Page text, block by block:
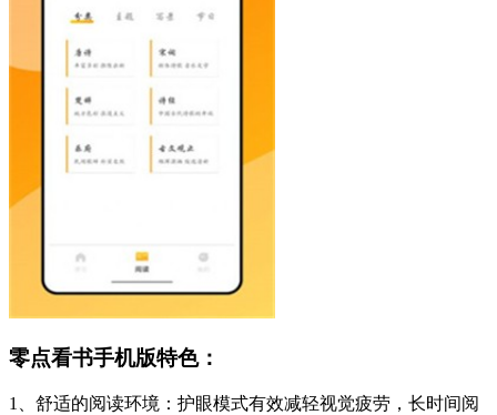
零点看书手机版特色：
1、舒适的阅读环境：护眼模式有效减轻视觉疲劳，长时间阅